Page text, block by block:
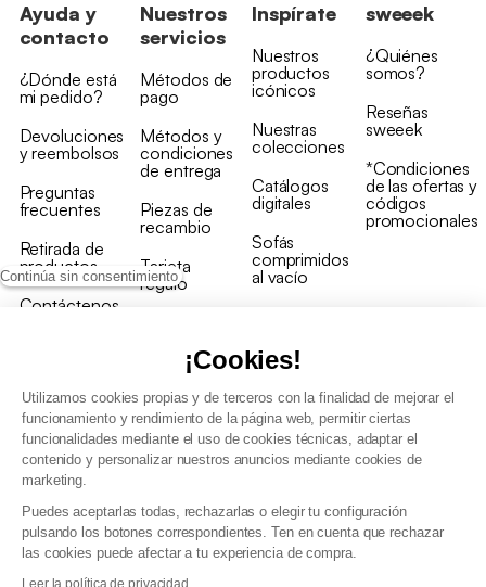
Continúa sin consentimiento
¡Cookies!
Utilizamos cookies propias y de terceros con la finalidad de mejorar el
funcionamiento y rendimiento de la página web, permitir ciertas
funcionalidades mediante el uso de cookies técnicas, adaptar el
contenido y personalizar nuestros anuncios mediante cookies de
marketing.
Puedes aceptarlas todas, rechazarlas o elegir tu configuración
pulsando los botones correspondientes. Ten en cuenta que rechazar
las cookies puede afectar a tu experiencia de compra.
Leer la política de privacidad
Ayuda y
contacto
¿Dónde está
mi pedido?
Devoluciones
y reembolsos
Preguntas
frecuentes
Retirada de
productos
Contáctenos
Nuestros
servicios
Métodos de
pago
Métodos y
condiciones
de entrega
Piezas de
recambio
Tarjeta
regalo
Inspírate
Nuestros
productos
icónicos
Nuestras
colecciones
Catálogos
digitales
Sofás
comprimidos
al vacío
sweeek
¿Quiénes
somos?
Reseñas
sweeek
*Condiciones
de las ofertas y
códigos
promocionales
Política de gestión de datos personales y cookies
Condiciones generales de Venta Profesional
Declaración de accesibilidad